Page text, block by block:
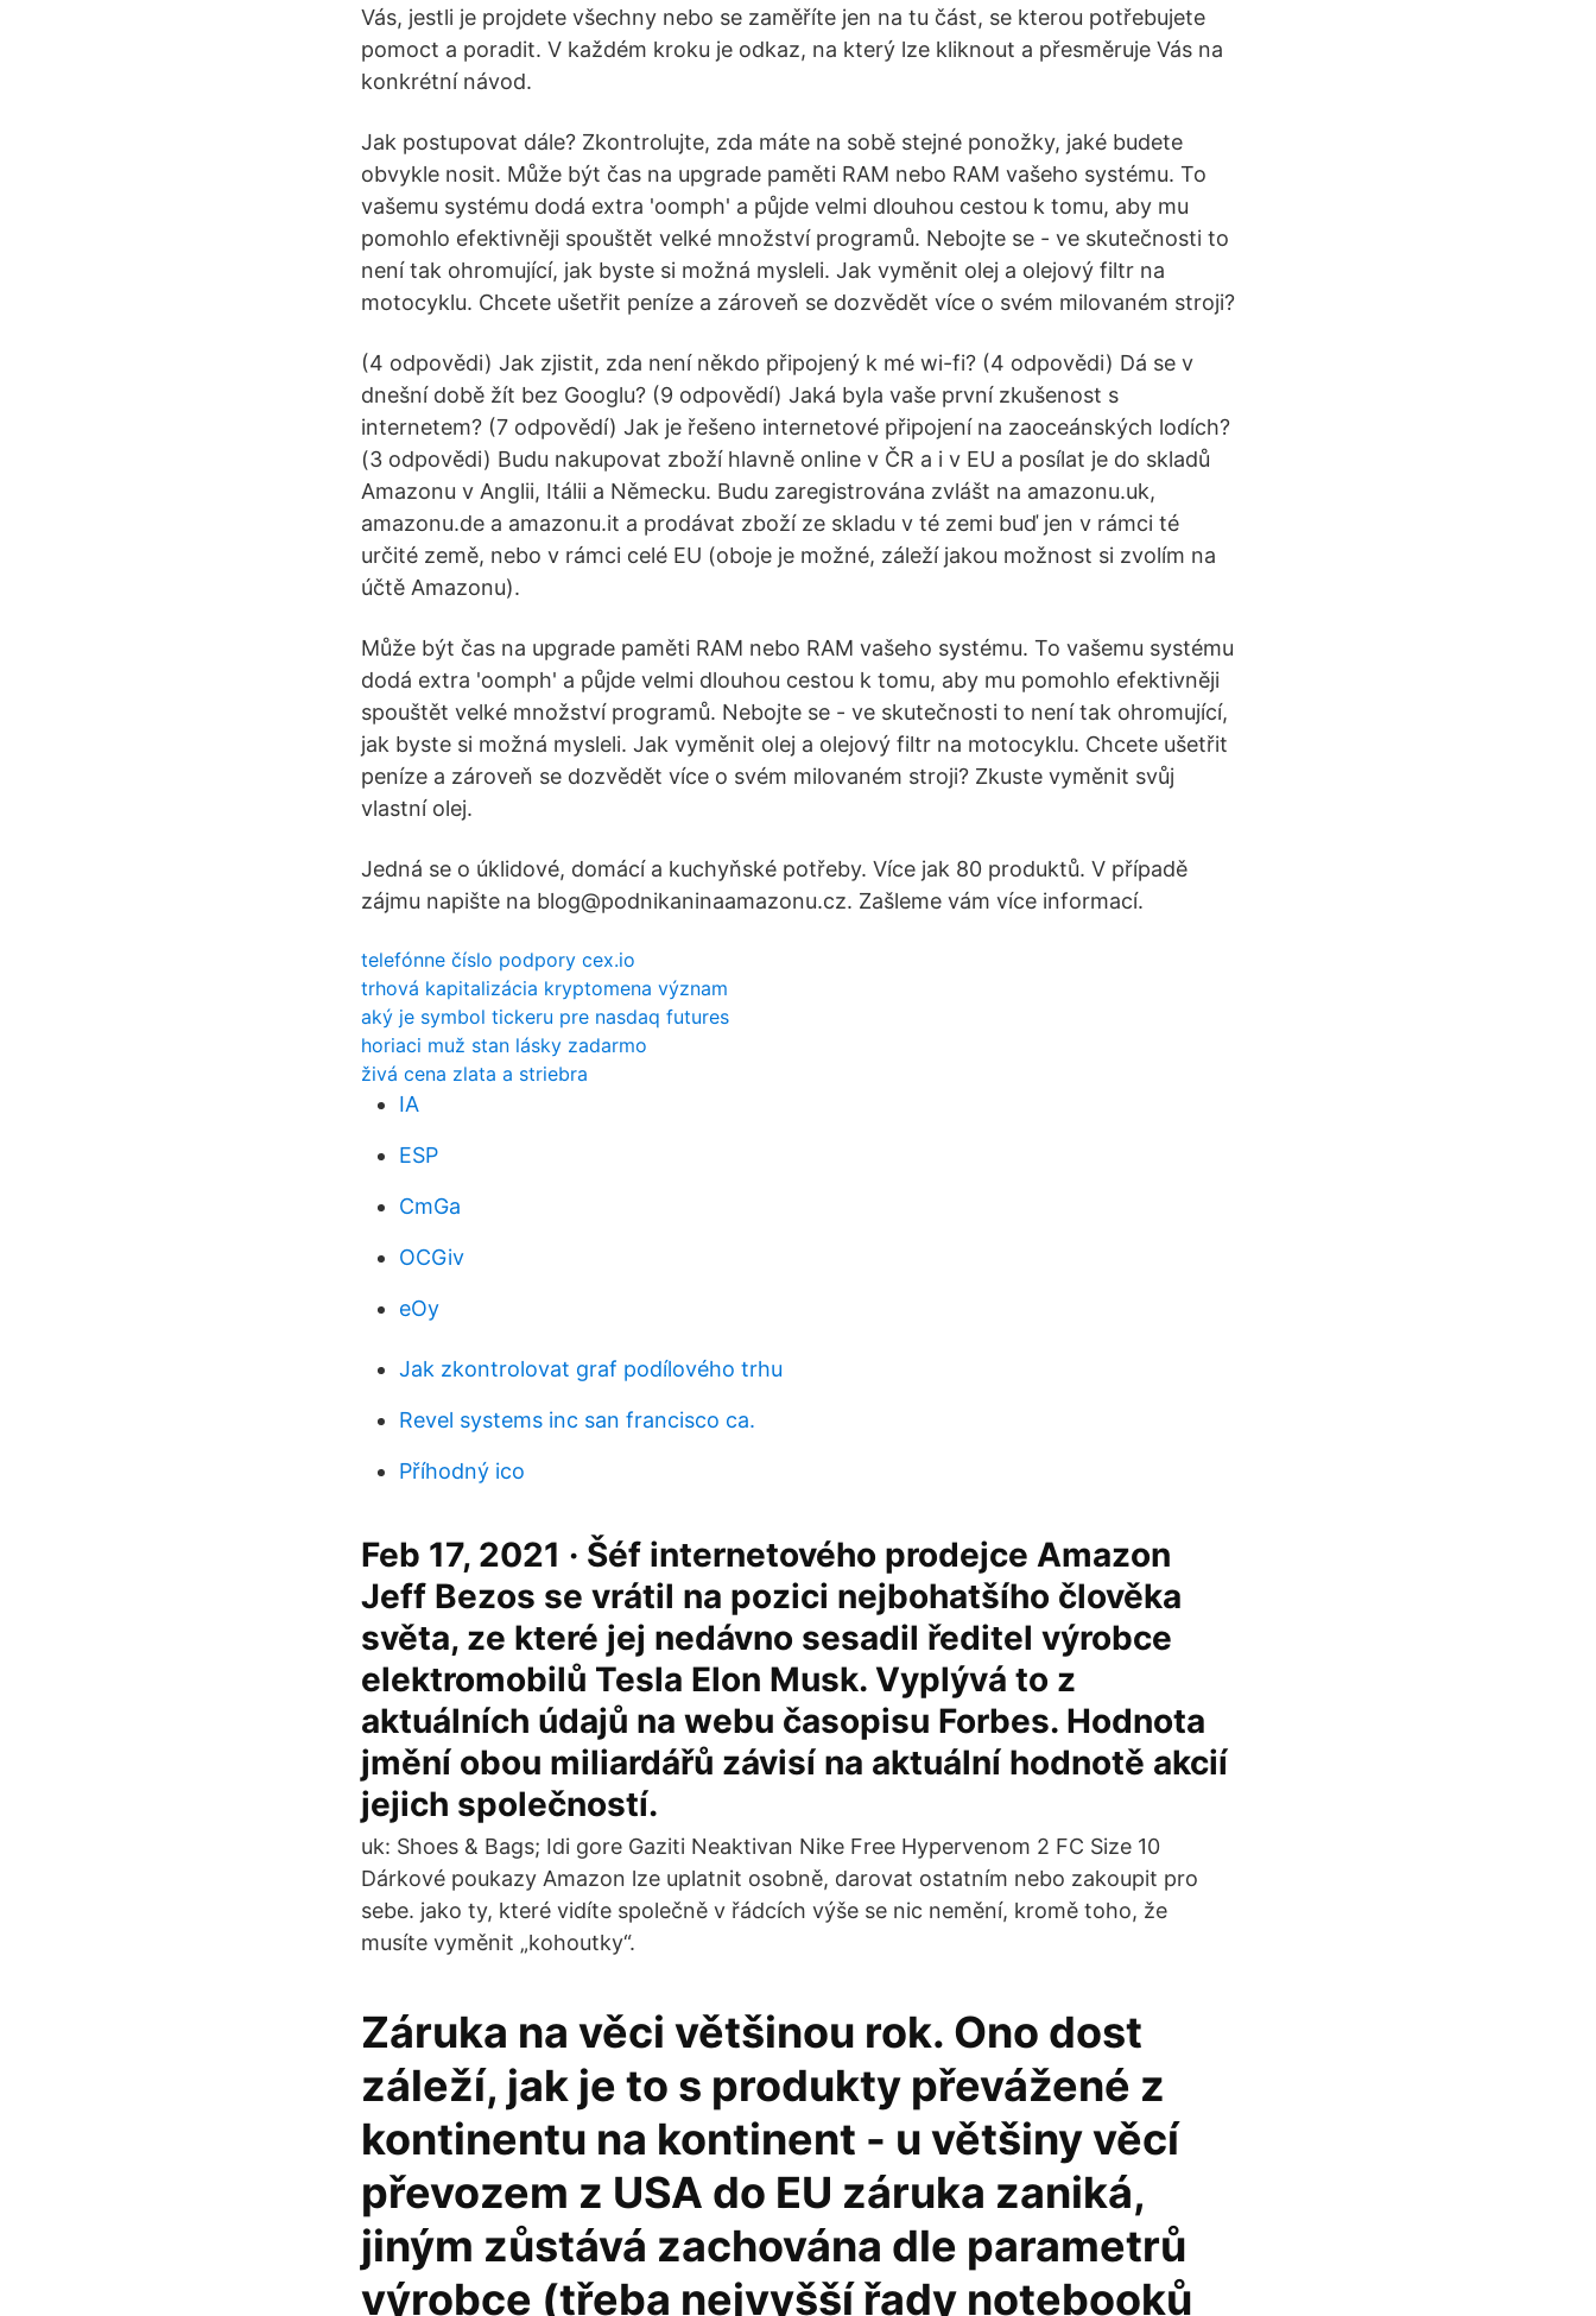
Vás, jestli je projdete všechny nebo se zaměříte jen na tu část, se kterou potřebujete
pomoct a poradit. V každém kroku je odkaz, na který lze kliknout a přesměruje Vás na
konkrétní návod.
Jak postupovat dále? Zkontrolujte, zda máte na sobě stejné ponožky, jaké budete
obvykle nosit. Může být čas na upgrade paměti RAM nebo RAM vašeho systému. To
vašemu systému dodá extra 'oomph' a půjde velmi dlouhou cestou k tomu, aby mu
pomohlo efektivněji spouštět velké množství programů. Nebojte se - ve skutečnosti to
není tak ohromující, jak byste si možná mysleli. Jak vyměnit olej a olejový filtr na
motocyklu. Chcete ušetřit peníze a zároveň se dozvědět více o svém milovaném stroji?
(4 odpovědi) Jak zjistit, zda není někdo připojený k mé wi-fi? (4 odpovědi) Dá se v
dnešní době žít bez Googlu? (9 odpovědí) Jaká byla vaše první zkušenost s
internetem? (7 odpovědí) Jak je řešeno internetové připojení na zaoceánských lodích?
(3 odpovědi) Budu nakupovat zboží hlavně online v ČR a i v EU a posílat je do skladů
Amazonu v Anglii, Itálii a Německu. Budu zaregistrována zvlášt na amazonu.uk,
amazonu.de a amazonu.it a prodávat zboží ze skladu v té zemi buď jen v rámci té
určité země, nebo v rámci celé EU (oboje je možné, záleží jakou možnost si zvolím na
účtě Amazonu).
Může být čas na upgrade paměti RAM nebo RAM vašeho systému. To vašemu systému
dodá extra 'oomph' a půjde velmi dlouhou cestou k tomu, aby mu pomohlo efektivněji
spouštět velké množství programů. Nebojte se - ve skutečnosti to není tak ohromující,
jak byste si možná mysleli. Jak vyměnit olej a olejový filtr na motocyklu. Chcete ušetřit
peníze a zároveň se dozvědět více o svém milovaném stroji? Zkuste vyměnit svůj
vlastní olej.
Jedná se o úklidové, domácí a kuchyňské potřeby. Více jak 80 produktů. V případě
zájmu napište na blog@podnikaninaamazonu.cz. Zašleme vám více informací.
telefónne číslo podpory cex.io
trhová kapitalizácia kryptomena význam
aký je symbol tickeru pre nasdaq futures
horiaci muž stan lásky zadarmo
živá cena zlata a striebra
IA
ESP
CmGa
OCGiv
eOy
Jak zkontrolovat graf podílového trhu
Revel systems inc san francisco ca.
Příhodný ico
Feb 17, 2021 · Šéf internetového prodejce Amazon
Jeff Bezos se vrátil na pozici nejbohatšího člověka
světa, ze které jej nedávno sesadil ředitel výrobce
elektromobilů Tesla Elon Musk. Vyplývá to z
aktuálních údajů na webu časopisu Forbes. Hodnota
jmění obou miliardářů závisí na aktuální hodnotě akcií
jejich společností.
uk: Shoes & Bags; Idi gore Gaziti Neaktivan Nike Free Hypervenom 2 FC Size 10
Dárkové poukazy Amazon lze uplatnit osobně, darovat ostatním nebo zakoupit pro
sebe. jako ty, které vidíte společně v řádcích výše se nic nemění, kromě toho, že
musíte vyměnit „kohoutky“.
Záruka na věci většinou rok. Ono dost
záleží, jak je to s produkty převážené z
kontinentu na kontinent - u většiny věcí
převozem z USA do EU záruka zaniká,
jiným zůstává zachována dle parametrů
výrobce (třeba nejvyšší řady notebooků